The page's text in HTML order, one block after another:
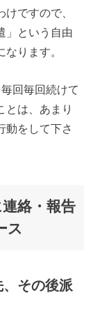
ですので、
」という自由
ります。
回毎回続けて
とは、あまり
動をして下さ
絡・報告
ス
その後派